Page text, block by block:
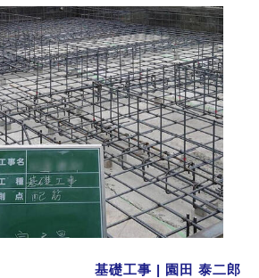
基礎工事 | 園田 泰二郎